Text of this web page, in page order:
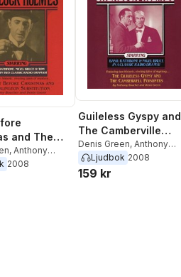
and The
, Anthony
2008
Guileless Gyspy and
The Camberville
Poiseners
Denis Green, Anthony
Boucher
Ljudbok 2008
159 kr